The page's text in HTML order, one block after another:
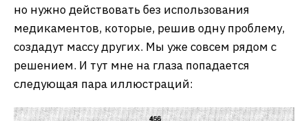
но нужно действовать без использования
медикаментов, которые, решив одну проблему,
создадут массу других. Мы уже совсем рядом с
решением. И тут мне на глаза попадается
следующая пара иллюстраций: